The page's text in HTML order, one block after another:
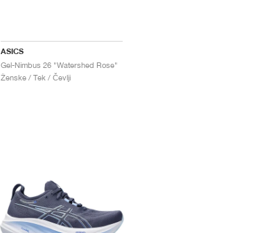
ASICS
Gel-Nimbus 26 "Watershed Rose"
Ženske / Tek / Čevlji